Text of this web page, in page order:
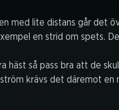
med lite distans går det
en strid om spets.
häst så pass bra att de
krävs det däremot